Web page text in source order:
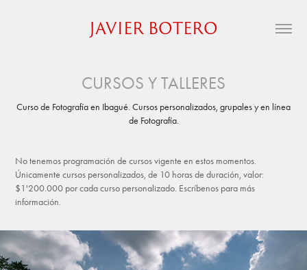
JAVIER BOTERO
CURSOS Y TALLERES
Curso de Fotografía en Ibagué. Cursos personalizados, grupales y en línea
de Fotografía.
No tenemos programación de cursos vigente en estos momentos.
Únicamente cursos personalizados, de 10 horas de duración, valor:
$1'200.000 por cada curso personalizado. Escríbenos para más
información.